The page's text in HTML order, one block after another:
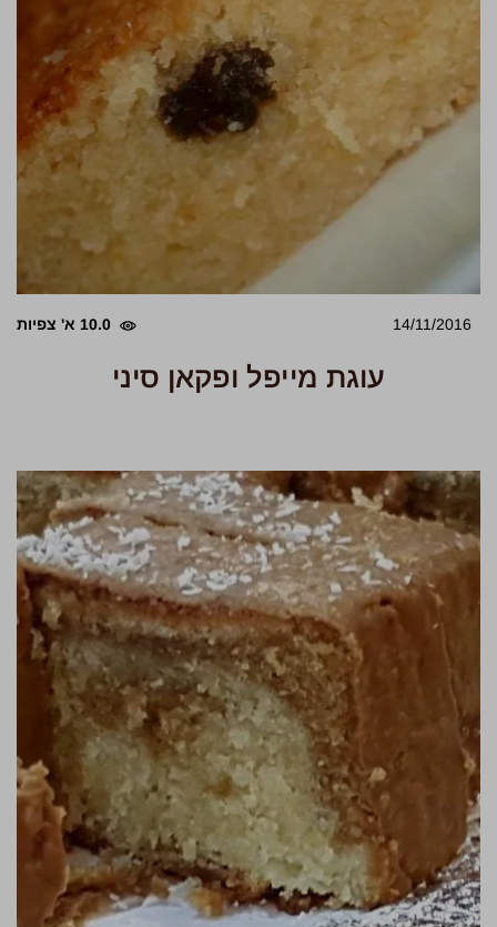
14/11/2016 10.0 א' צפיות
עוגת מייפל ופקאן סיני